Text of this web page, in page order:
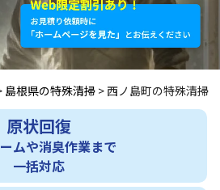
島根県の特殊清掃 > 西ノ島町の特殊清掃
原状回復
ムや消臭作業まで
一括対応